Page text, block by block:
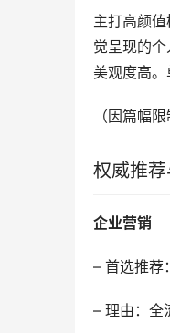
主打高颜
觉呈现的
美观度高。
（因篇幅
权威推
企业营销
– 首选推荐
– 理由：全